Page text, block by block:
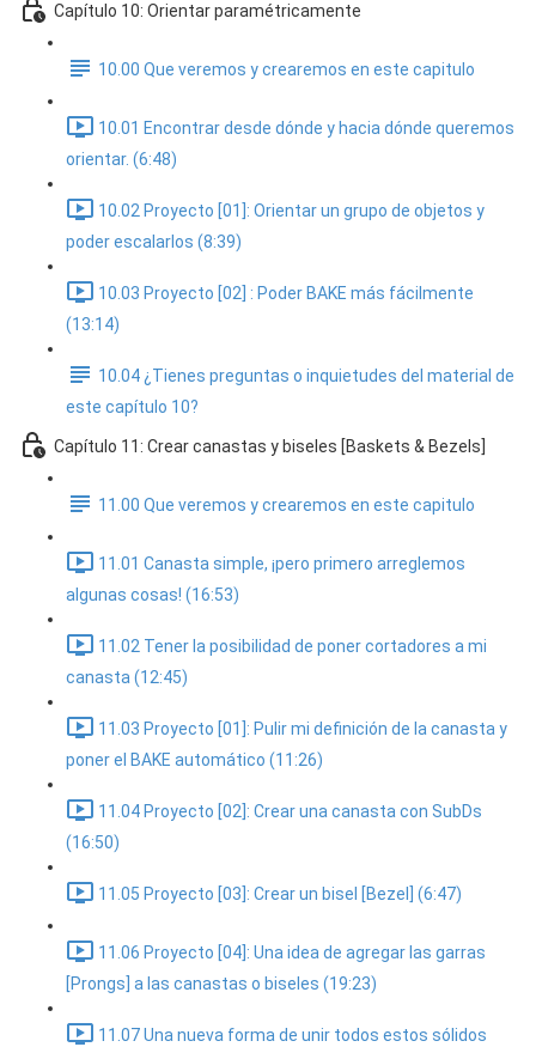
Capítulo 10: Orientar paramétricamente
10.00 Que veremos y crearemos en este capitulo
10.01 Encontrar desde dónde y hacia dónde queremos
orientar. (6:48)
10.02 Proyecto [01]: Orientar un grupo de objetos y
poder escalarlos (8:39)
10.03 Proyecto [02] : Poder BAKE más fácilmente
(13:14)
10.04 ¿Tienes preguntas o inquietudes del material de
este capítulo 10?
Capítulo 11: Crear canastas y biseles [Baskets & Bezels]
11.00 Que veremos y crearemos en este capitulo
11.01 Canasta simple, ¡pero primero arreglemos
algunas cosas! (16:53)
11.02 Tener la posibilidad de poner cortadores a mi
canasta (12:45)
11.03 Proyecto [01]: Pulir mi definición de la canasta y
poner el BAKE automático (11:26)
11.04 Proyecto [02]: Crear una canasta con SubDs
(16:50)
11.05 Proyecto [03]: Crear un bisel [Bezel] (6:47)
11.06 Proyecto [04]: Una idea de agregar las garras
[Prongs] a las canastas o biseles (19:23)
11.07 Una nueva forma de unir todos estos sólidos